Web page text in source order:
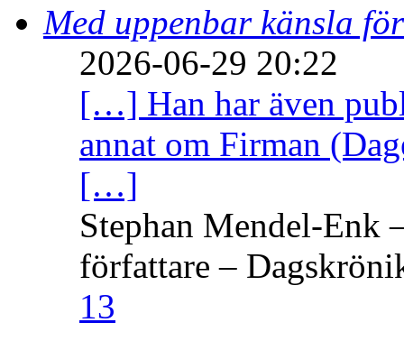
Med uppenbar känsla
2026-06-29 20:22
[…] Han har även
annat om Firman
[…]
Stephan Mendel-Enk
författare –
13